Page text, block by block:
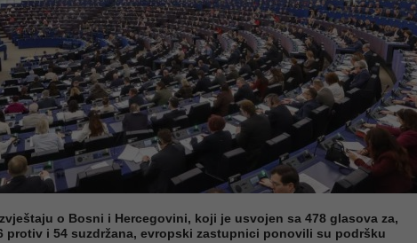
o Bosni i Hercegovini, koji je usvojen sa 478 glasova za,
protiv i 54 suzdržana, evropski zastupnici ponovili su podršku